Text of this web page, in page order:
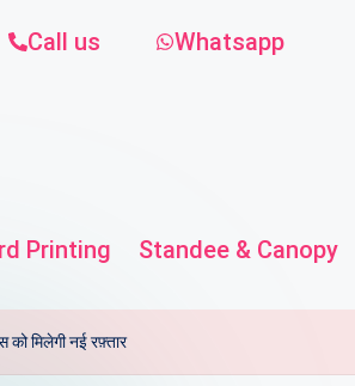
Call us Whatsapp
Printing Standee & Canopy
मिलेगी नई रफ़्तार